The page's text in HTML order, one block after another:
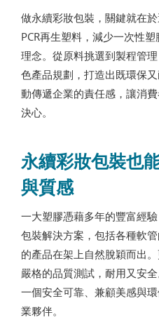
做永續彩妝包裝，關鍵就在
PCR再生塑料，減少一次性
理念。從原料挑選到製程管
色產品規劃，打造出既環保
動傳遞企業的責任感，讓消
決心。
永續彩妝包裝也
與質感
一大塑膠憑藉多年的豐富經
包裝解決方案，包括各種軟
的產品在架上自然脫穎而出
嚴格的品質測試，耐用又安
一個安全可靠、兼顧美感與
業夥伴。